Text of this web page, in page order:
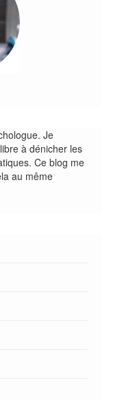
Je
à dénicher les
Ce blog me
au même